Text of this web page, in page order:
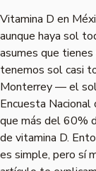
Vitamina D en
aunque haya sol
asumes que
tenemos sol casi
Monterrey — el sol
Encuesta
que más del 60%
de vitamina D.
es simple, pero sí